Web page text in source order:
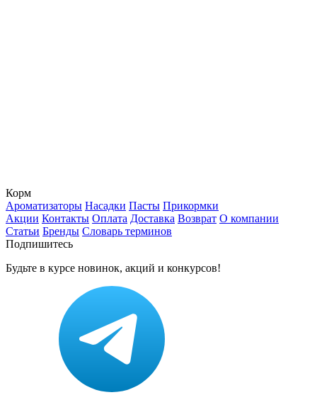
Корм
Ароматизаторы Насадки Пасты Прикормки
Акции Контакты Оплата Доставка Возврат О компании
Статьи Бренды Словарь терминов
Подпишитесь
Будьте в курсе новинок, акций и конкурсов!